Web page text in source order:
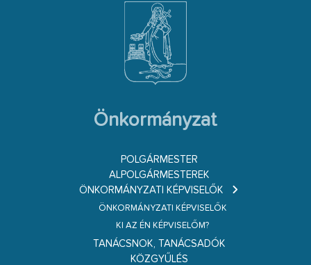
Önkormányzat
POLGÁRMESTER
ALPOLGÁRMESTEREK
ÖNKORMÁNYZATI KÉPVISELŐK
ÖNKORMÁNYZATI KÉPVISELŐK
KI AZ ÉN KÉPVISELŐM?
TANÁCSNOK, TANÁCSADÓK
KÖZGYŰLÉS